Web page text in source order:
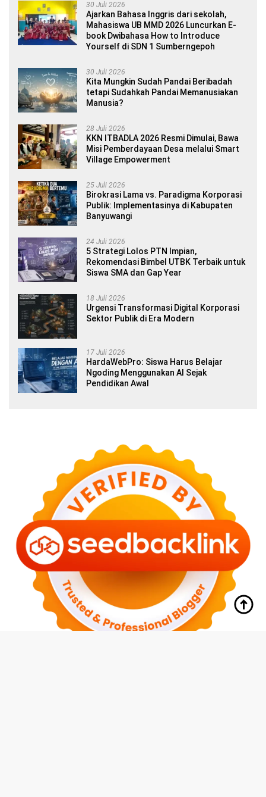
30 Juli 2026
Ajarkan Bahasa Inggris dari sekolah,
Mahasiswa UB MMD 2026 Luncurkan E-
book Dwibahasa How to Introduce
Yourself di SDN 1 Sumberngepoh
30 Juli 2026
Kita Mungkin Sudah Pandai Beribadah
tetapi Sudahkah Pandai Memanusiakan
Manusia?
28 Juli 2026
KKN ITBADLA 2026 Resmi Dimulai, Bawa
Misi Pemberdayaan Desa melalui Smart
Village Empowerment
25 Juli 2026
Birokrasi Lama vs. Paradigma Korporasi
Publik: Implementasinya di Kabupaten
Banyuwangi
24 Juli 2026
5 Strategi Lolos PTN Impian,
Rekomendasi Bimbel UTBK Terbaik untuk
Siswa SMA dan Gap Year
18 Juli 2026
Urgensi Transformasi Digital Korporasi
Sektor Publik di Era Modern
17 Juli 2026
HardaWebPro: Siswa Harus Belajar
Ngoding Menggunakan AI Sejak
Pendidikan Awal